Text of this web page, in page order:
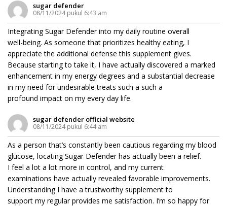
sugar defender
08/11/2024 pukul 6:43 am
Integrating Sugar Defender into my daily routine overall
well-being. As someone that prioritizes healthy eating, I
appreciate the additional defense this supplement gives.
Because starting to take it, I have actually discovered a marked
enhancement in my energy degrees and a substantial decrease
in my need for undesirable treats such a such a
profound impact on my every day life.
sugar defender official website
08/11/2024 pukul 6:44 am
As a person that’s constantly been cautious regarding my blood
glucose, locating Sugar Defender has actually been a relief.
I feel a lot a lot more in control, and my current
examinations have actually revealed favorable improvements.
Understanding I have a trustworthy supplement to
support my regular provides me satisfaction. I’m so happy for